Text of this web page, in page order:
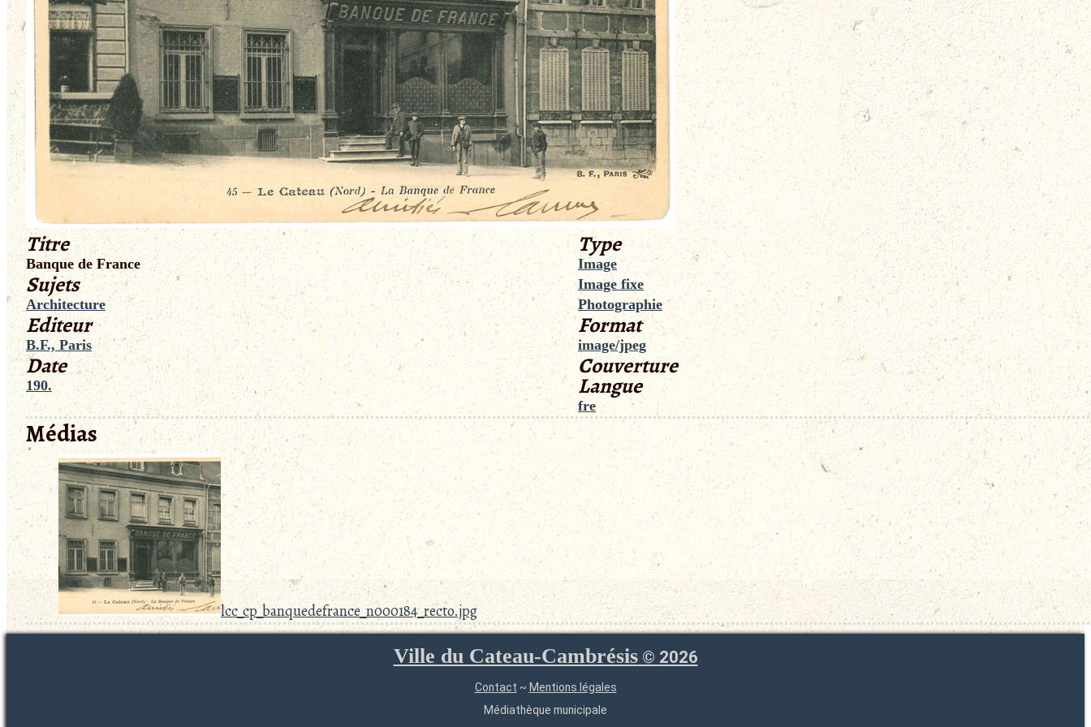
Titre
Banque de France
Sujets
Architecture
Editeur
B.F., Paris
Date
190.
Type
Image
Image fixe
Photographie
Format
image/jpeg
Couverture
Langue
fre
Médias
lcc_cp_banquedefrance_n000184_recto.jpg
Ville du Cateau-Cambrésis© 2026
Contact ~ Mentions légales
Médiathèque municipale